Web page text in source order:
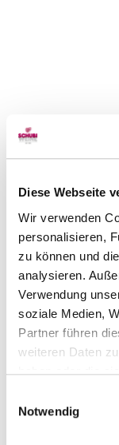
Diese Webseite
Wir verwenden
personalisieren,
zu können und
analysieren.
Verwendung
soziale Medien,
Partner führen
weiteren Daten
haben oder die
Notwendig
Bols Cacao
Bols 70 cl
CHF 26.90
Artikel sofort
inkl. 8.1% MwSt.
Anzahl
hinzufügen